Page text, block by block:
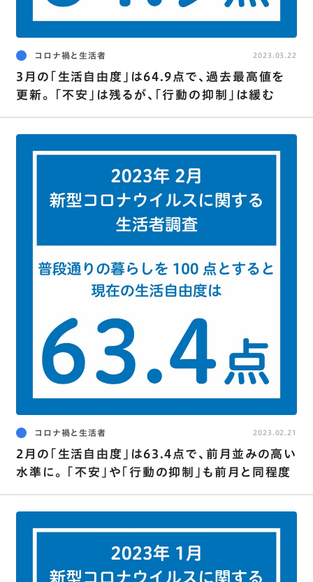
コロナ禍と生活者
3月の｢生活自由度｣は64.9点で､過去最高値を
更新｡ ｢不安｣は残るが､｢行動の抑制｣は緩む
2023.03.22
コロナ禍と生活者
2月の｢生活自由度｣は63.4点で､前月並みの高い
水準に｡ ｢不安｣や｢行動の抑制｣も前月と同程度
2023.02.21